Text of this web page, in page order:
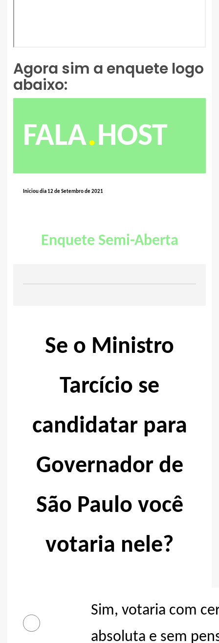
Agora sim a enquete logo
abaixo:
FALA.HOST
Iniciou dia 12 de Setembro de 2021
Enquete Semi-Aberta
Se o Ministro
Tarcício se
candidatar para
Governador de
São Paulo você
votaria nele?
Sim, votaria com
absoluta e sem